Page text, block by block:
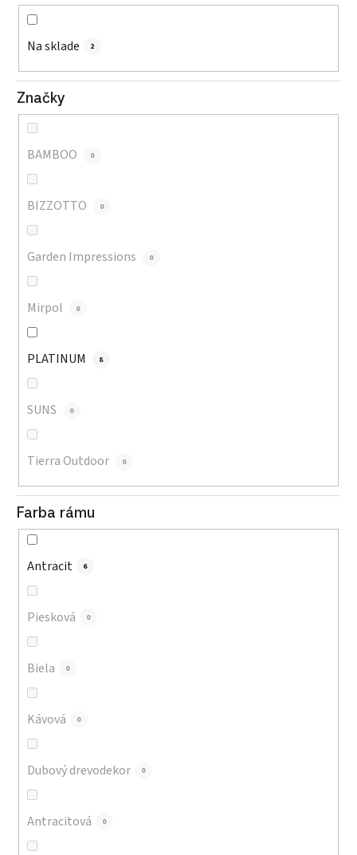
Na sklade 2
Značky
BAMBOO 0
BIZZOTTO 0
Garden Impressions 0
Mirpol 0
PLATINUM 8
SUNS 0
Tierra Outdoor 0
Farba rámu
Antracit 6
Piesková 0
Biela 0
Kávová 0
Dubový drevodekor 0
Antracitová 0